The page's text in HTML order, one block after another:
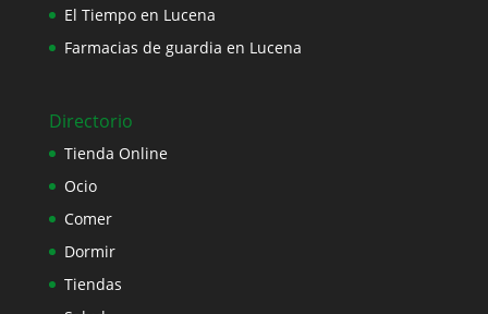
El Tiempo en Lucena
Farmacias de guardia en Lucena
Directorio
Tienda Online
Ocio
Comer
Dormir
Tiendas